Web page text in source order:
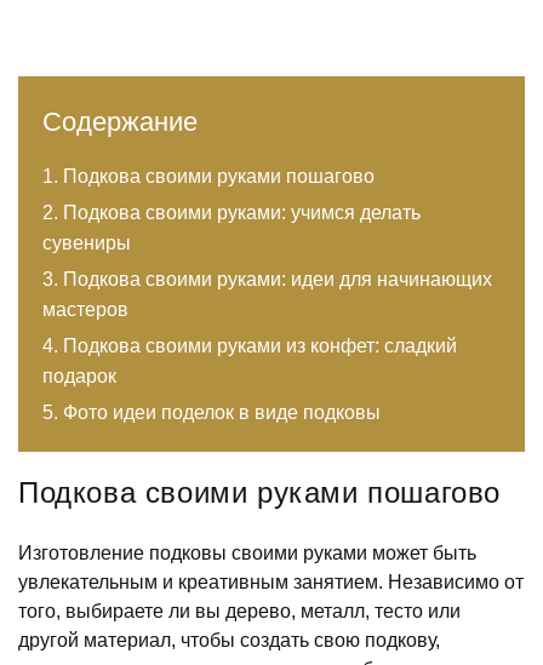
Содержание
Подкова своими руками пошагово
Подкова своими руками: учимся делать
сувениры
Подкова своими руками: идеи для начинающих
мастеров
Подкова своими руками из конфет: сладкий
подарок
Фото идеи поделок в виде подковы
Подкова своими руками пошагово
Изготовление подковы своими руками может быть
увлекательным и креативным занятием. Независимо от
того, выбираете ли вы дерево, металл, тесто или
другой материал, чтобы создать свою подкову,